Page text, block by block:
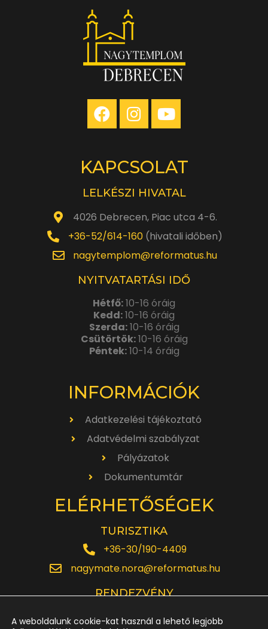
KAPCSOLAT
LELKÉSZI HIVATAL
4026 Debrecen, Piac utca 4-6.
+36-52/614-160(hivatali időben)
nagytemplom@reformatus.hu
NYITVATARTÁSI IDŐ
Hétfő:10-16 óráig
Kedd:10-16 óráig
Szerda:10-16 óráig
Csütörtök:10-16 óráig
Péntek:10-14 óráig
INFORMÁCIÓK
Adatkezelési tájékoztató
Adatvédelmi szabályzat
Pályázatok
Dokumentumtár
ELÉRHETŐSÉGEK
TURISZTIKA
+36-30/190-4409
nagymate.nora@reformatus.hu
RENDEZVÉNY
A weboldalunk cookie-kat használ a lehető legjobb